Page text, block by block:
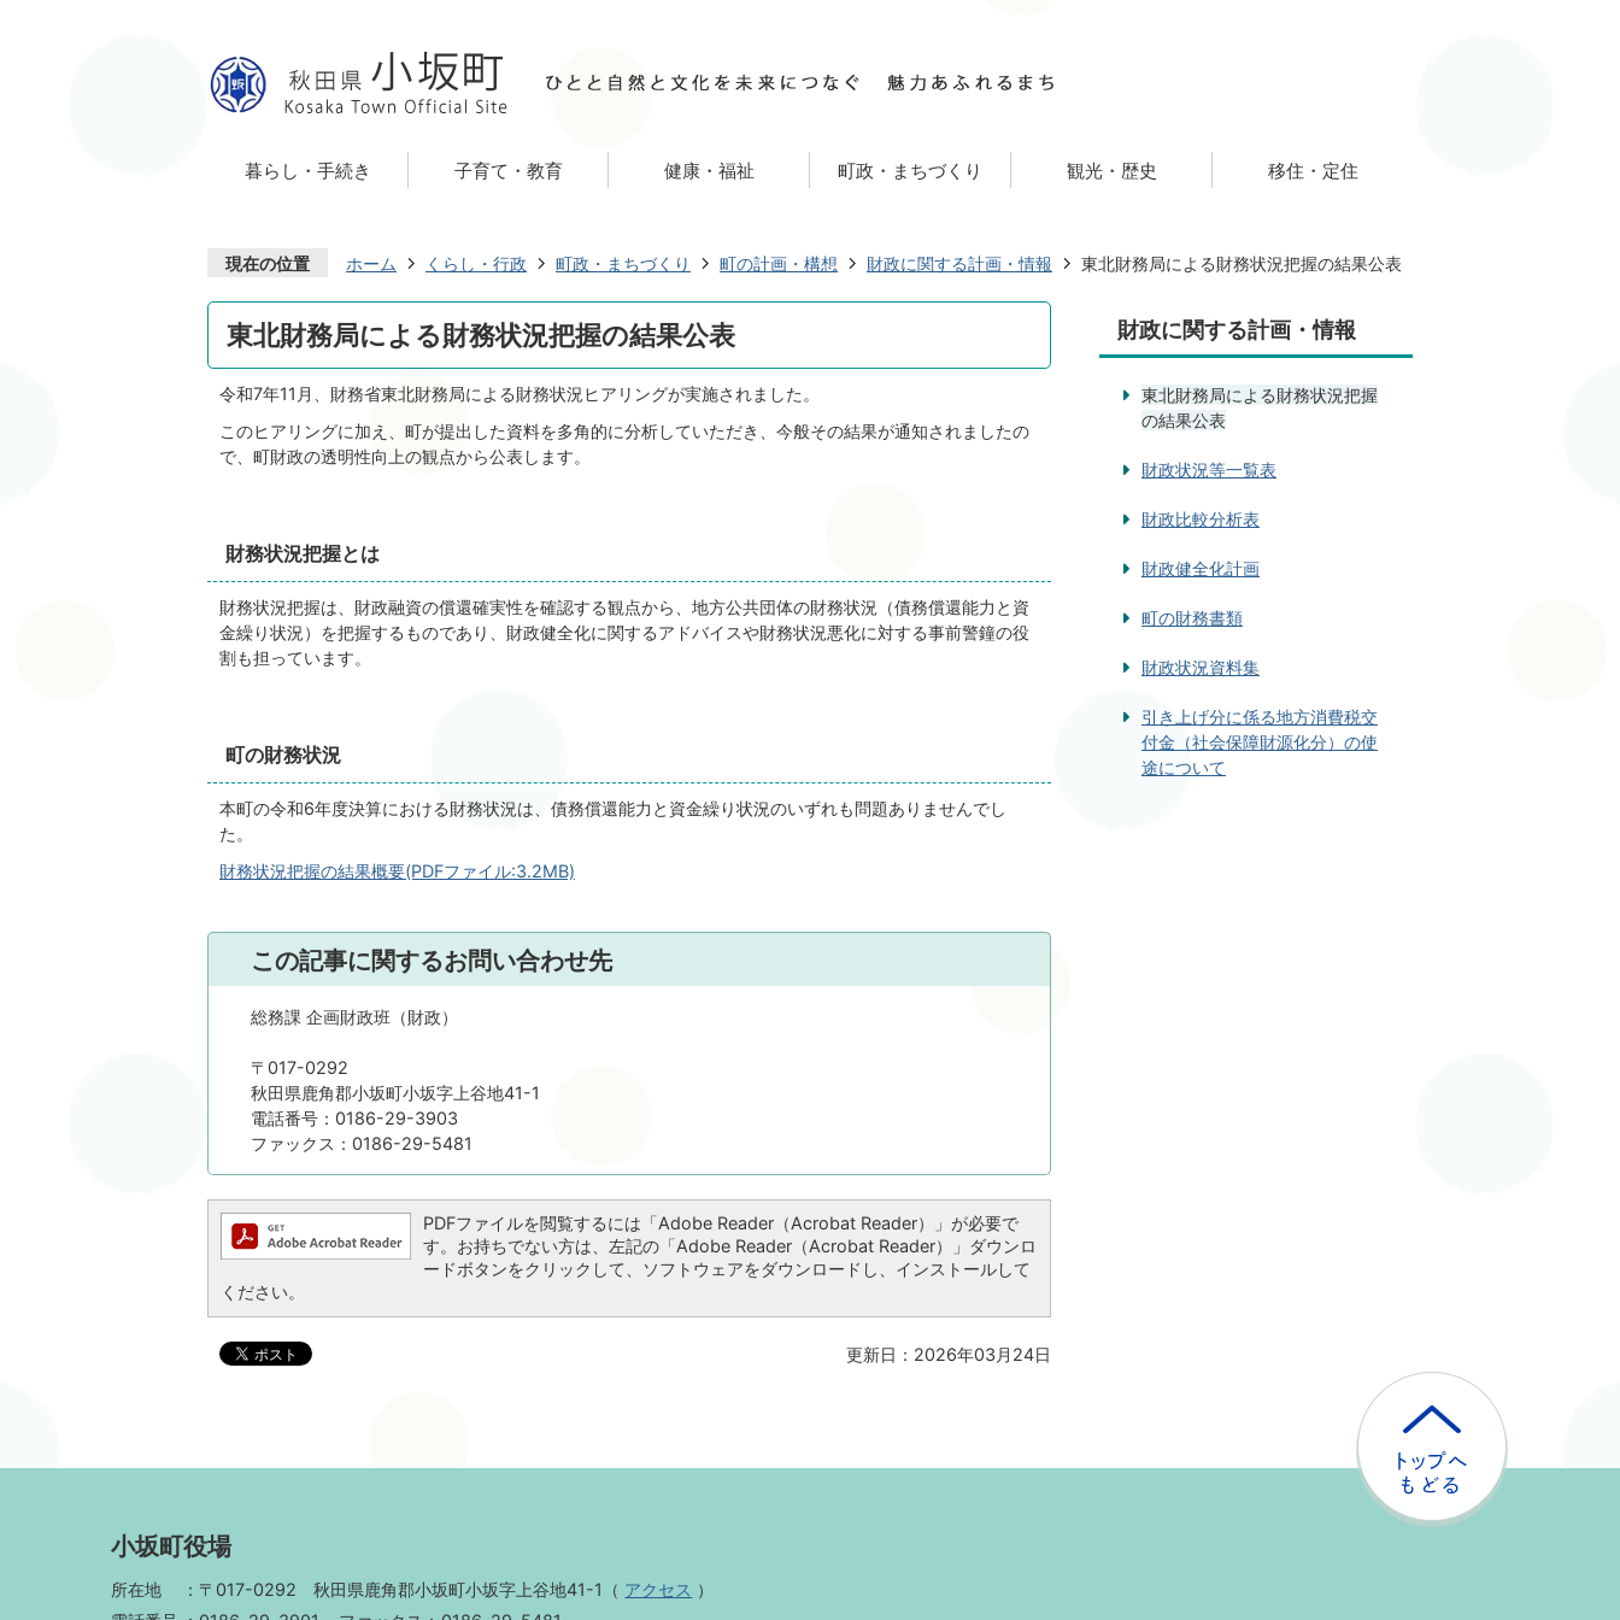
暮らし・手続き 子育て・教育 健康・福祉 町政・まちづくり 観光・歴史 移住・定住
現在の位置 ホーム くらし・行政 町政・まちづくり 町の計画・構想 財政に関する計画・情報 東北財務局による財務状況把握の結果公表
東北財務局による財務状況把握の結果公表
令和7年11月、財務省東北財務局による財務状況ヒアリングが実施されました。
このヒアリングに加え、町が提出した資料を多角的に分析していただき、今般その結果が通知されましたの
で、町財政の透明性向上の観点から公表します。
財務状況把握とは
財務状況把握は、財政融資の償還確実性を確認する観点から、地方公共団体の財務状況（債務償還能力と資
金繰り状況）を把握するものであり、財政健全化に関するアドバイスや財務状況悪化に対する事前警鐘の役
割も担っています。
町の財務状況
本町の令和6年度決算における財務状況は、債務償還能力と資金繰り状況のいずれも問題ありませんでし
た。
財務状況把握の結果概要(PDFファイル:3.2MB)
この記事に関するお問い合わせ先
総務課 企画財政班（財政）
〒017-0292
秋田県鹿角郡小坂町小坂字上谷地41-1
電話番号：0186-29-3903
ファックス：0186-29-5481
PDFファイルを閲覧するには「Adobe Reader（Acrobat Reader）」が必要で
す。お持ちでない方は、左記の「Adobe Reader（Acrobat Reader）」ダウンロ
ードボタンをクリックして、ソフトウェアをダウンロードし、インストールして
ください。
更新日：2026年03月24日
財政に関する計画・情報
東北財務局による財務状況把握
の結果公表
財政状況等一覧表
財政比較分析表
財政健全化計画
町の財務書類
財政状況資料集
引き上げ分に係る地方消費税交
付金（社会保障財源化分）の使
途について
戻
小坂町役場
所在地 〒017-0292秋田県鹿角郡小坂町小坂字上谷地41-1 （ アクセス ）